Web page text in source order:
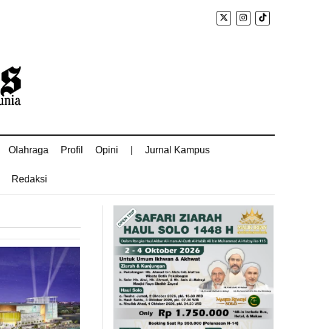
Olahraga Profil Opini Jurnal Kampus
Redaksi